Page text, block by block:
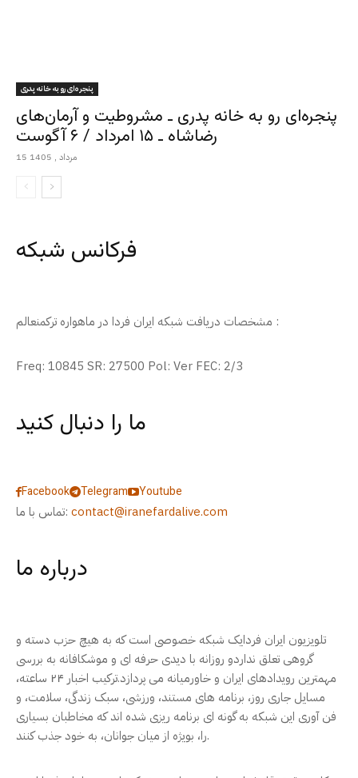
پنجره‌ای رو به خانه پدری
پنجره‌ای رو به خانه پدری ـ مشروطیت و آرمان‌های
رضاشاه ـ ۱۵ امرداد / ۶ آگوست
15 مرداد , 1405
فرکانس شبکه
مشخصات دریافت شبکه ایران فردا در ماهواره ترکمنعالم :
Freq: 10845 SR: 27500 Pol: Ver FEC: 2/3
ما را دنبال کنید
Facebook Telegram
Youtube
تماس با ما: contact@iranefardalive.com
درباره ما
تلویزیون ایران فردایک شبکه خصوصی است که به هیچ حزب دسته و
گروهی تعلق نداردو روزانه با دیدی حرفه ای و موشکافانه به بررسی
مهمترین رویدادهای ایران و خاورمیانه می پردازد.ترکیب اخبار ۲۴ ساعته،
مسایل جاری روز، برنامه های مستند، ورزشی، سبک زندگی، سلامت، و
فن آوری این شبکه به گونه ای برنامه ریزی شده اند که مخاطبان بسیاری
را، بویژه از میان جوانان، به خود جذب کنند.